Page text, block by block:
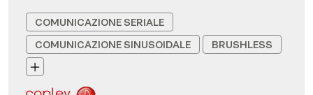
COMUNICAZIONE SERIALE
COMUNICAZIONE SINUSOIDALE
BRUSHLESS